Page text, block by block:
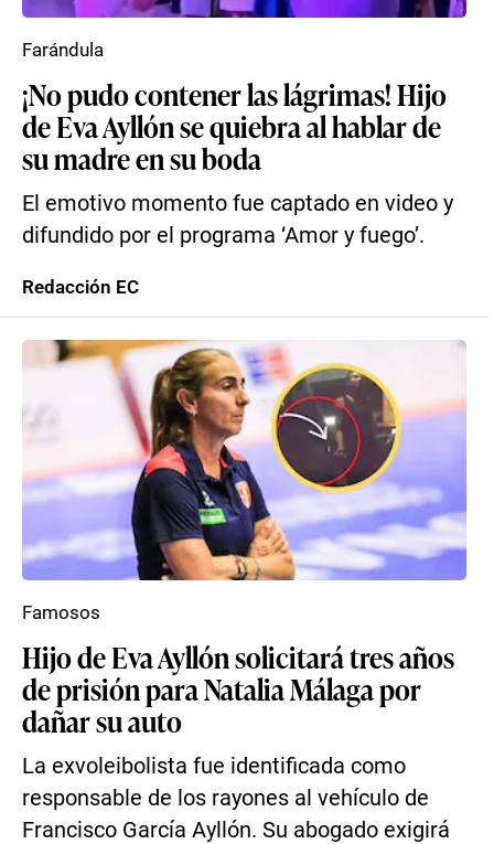
¡No pudo contener las lágrimas! Hijo
de Eva Ayllón se quiebra al hablar de
su madre en su boda
El emotivo momento fue captado en video y
difundido por el programa ‘Amor y fuego’.
Farándula
Redacción EC
Hijo de Eva Ayllón solicitará tres años
de prisión para Natalia Málaga por
dañar su auto
La exvoleibolista fue identificada como
responsable de los rayones al vehículo de
Francisco García Ayllón. Su abogado exigirá
Famosos